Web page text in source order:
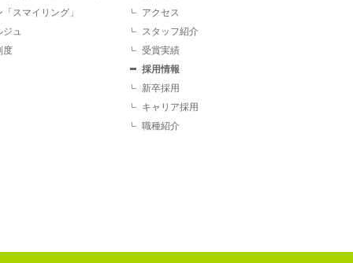
スマイリング」
ュ
度
アクセス
スタッフ紹介
受賞実績
採用情報
新卒採用
キャリア採用
職種紹介